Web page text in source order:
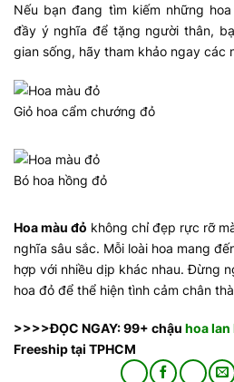
Nếu bạn đang tìm kiếm những
đầy ý nghĩa để tặng người thân,
gian sống, hãy tham khảo ngay các
Giỏ hoa cẩm chướng đỏ
Bó hoa hồng đỏ
Hoa màu đỏ không chỉ đẹp rực rỡ
nghĩa sâu sắc. Mỗi loài hoa mang
hợp với nhiều dịp khác nhau. Đừng
hoa đỏ để thể hiện tình cảm chân
>>>>ĐỌC NGAY: 99+ chậu hoa lan
Freeship tại TPHCM